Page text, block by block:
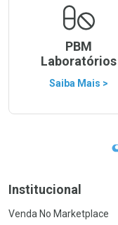
PBM
Laboratórios
Saiba Mais >
Institucional
Venda No Marketplace